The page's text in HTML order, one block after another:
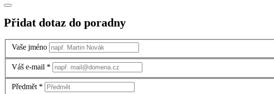
Přidat dotaz do poradny
Vaše jméno
Váš e-mail *
Předmět *